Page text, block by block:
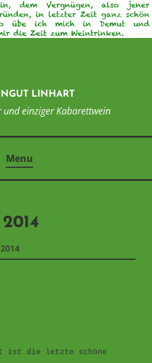
LINHART
und einziger Kabarettwein
Menu
ist die letzte schöne